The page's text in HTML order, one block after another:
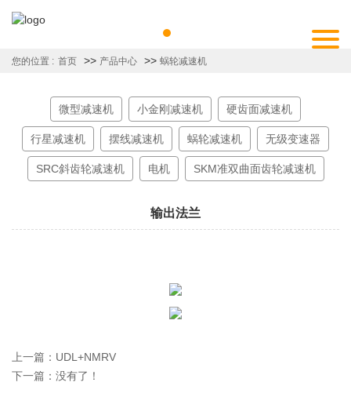
您的位置 : 首页 >> 产品中心 >> 蜗轮减速机
微型减速机 小金刚减速机 硬齿面减速机
行星减速机 摆线减速机 蜗轮减速机 无级变速器
SRC斜齿轮减速机 电机 SKM准双曲面齿轮减速机
输出法兰
上一篇： UDL+NMRV
下一篇：没有了！